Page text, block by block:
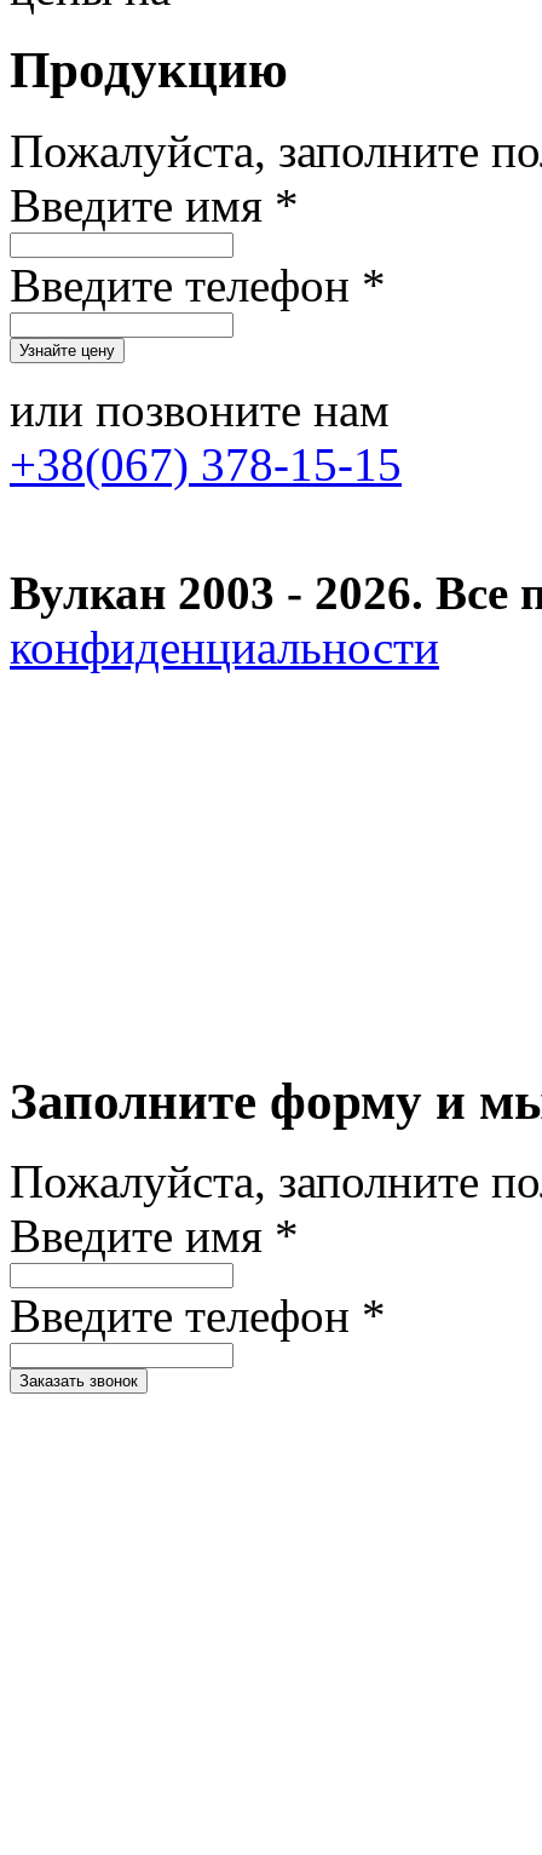
Продукцию
Пожалуйста, заполните
Введите имя *
Введите телефон *
или позвоните нам
+38(067) 378-15-15
Вулкан 2003 - 2026.
конфиденциальности
Заполните форму и
Пожалуйста, заполните
Введите имя *
Введите телефон *